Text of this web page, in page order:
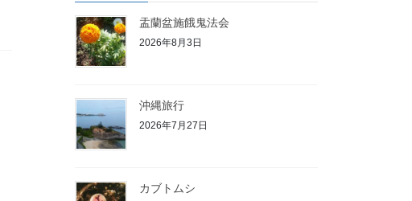
盂蘭盆施餓鬼法会
2026年8月3日
沖縄旅行
2026年7月27日
カブトムシ